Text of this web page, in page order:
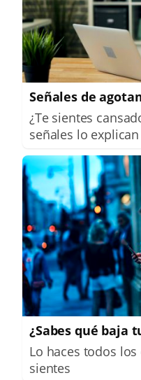
Señales de
¿Te sientes
señales lo explican
¿Sabes qué baja
Lo haces todos
sientes